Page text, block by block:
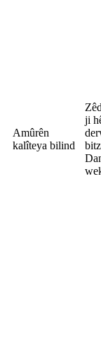
Amûrên
kalîteya bilind
ji